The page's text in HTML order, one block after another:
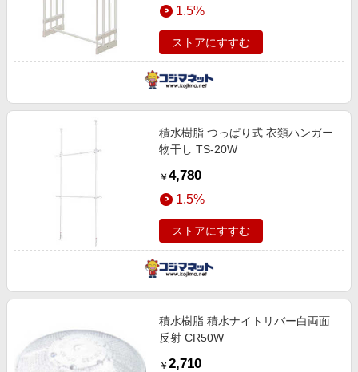
1.5%
ストアにすすむ
積水樹脂 つっぱり式 衣類ハンガー
物干し TS-20W
￥ 4,780
1.5%
ストアにすすむ
積水樹脂 積水ナイトリバー白両面
反射 CR50W
￥ 2,710